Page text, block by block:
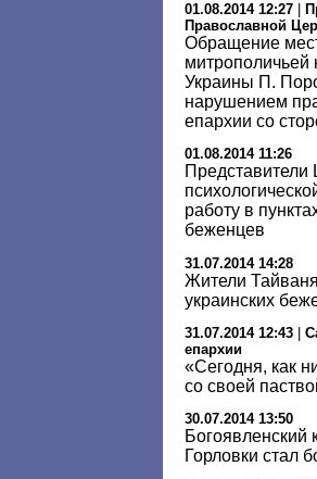
01.08.2014 12:27
Православной
Обращение
митрополичьей
Украины П.
нарушением
епархии со
01.08.2014 11:26
работу в
беженцев
31.07.2014 14:28
Жители
украинских
31.07.2014 12:43
епархии
«Сегодня, как
со своей
30.07.2014 13:50
Горловки стал